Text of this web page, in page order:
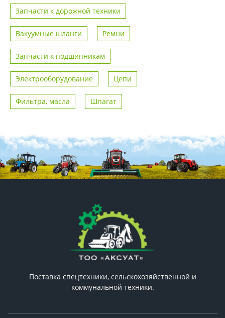
Запчасти к дорожной техники
Вакуумные шланги Ремни
Запчасти к подшипникам
Электрооборудование Цепи
Фильтра, масла Шпагат
Поставка спецтехники, сельскохозяйственной и
коммунальной техники.